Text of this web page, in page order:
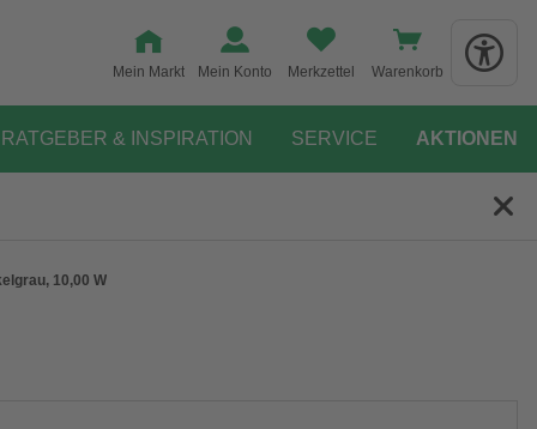
Mein Markt Mein Konto Merkzettel Warenkorb
RATGEBER & INSPIRATION SERVICE AKTIONEN
10,00 W